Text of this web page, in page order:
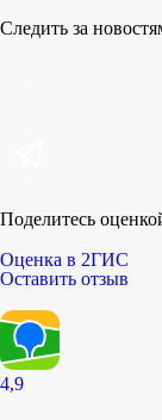
Следить за
Поделитесь
Оценка в 2ГИС
Оставить отзыв
4,9